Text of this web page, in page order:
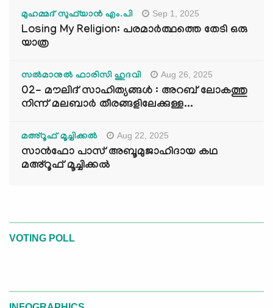
മുഹമ്മദ് സുഫ്‌യാൻ എം.പി Sep 1, 2025
Losing My Religion: പരമാർത്ഥത്തെ തേടി ഒരു
യാത്ര
സൽമാനുൽ ഫാരിസി ഹുദവി Aug 26, 2025
02- മൗലിദ് സാഹിത്യങ്ങൾ : അറബ് ലോകത്തു
നിന്ന് മലബാർ തീരങ്ങളിലേക്കുള്ള...
മഅ്റൂഫ് മൂച്ചിക്കല്‍ Aug 22, 2025
സാൻഫോ പാസ് അബൂമുജാഹിദായ കഥ
മഅ്റൂഫ് മൂച്ചിക്കല്‍
VOTING POLL